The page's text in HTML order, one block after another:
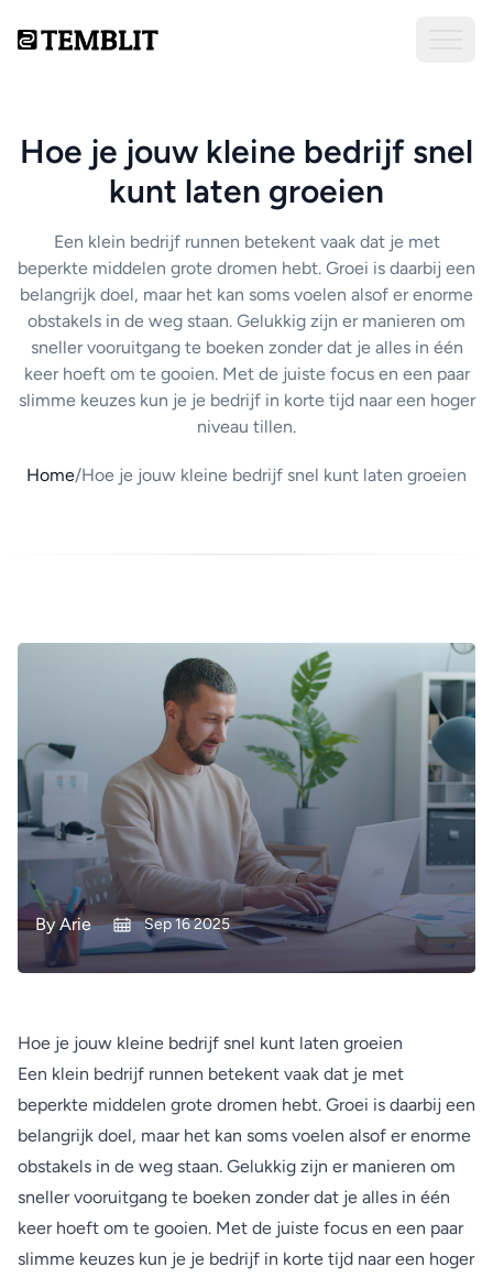
Hoe je jouw kleine bedrijf snel
kunt laten groeien
Een klein bedrijf runnen betekent vaak dat je met
beperkte middelen grote dromen hebt. Groei is daarbij een
belangrijk doel, maar het kan soms voelen alsof er enorme
obstakels in de weg staan. Gelukkig zijn er manieren om
sneller vooruitgang te boeken zonder dat je alles in één
keer hoeft om te gooien. Met de juiste focus en een paar
slimme keuzes kun je je bedrijf in korte tijd naar een hoger
niveau tillen.
Home/Hoe je jouw kleine bedrijf snel kunt laten groeien
ByArie Sep 16 2025
Hoe je jouw kleine bedrijf snel kunt laten groeien
Een klein bedrijf runnen betekent vaak dat je met
beperkte middelen grote dromen hebt. Groei is daarbij een
belangrijk doel, maar het kan soms voelen alsof er enorme
obstakels in de weg staan. Gelukkig zijn er manieren om
sneller vooruitgang te boeken zonder dat je alles in één
keer hoeft om te gooien. Met de juiste focus en een paar
slimme keuzes kun je je bedrijf in korte tijd naar een hoger